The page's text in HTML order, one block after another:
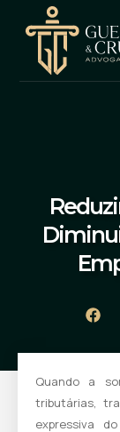
Quando a
tributárias,
expressiva